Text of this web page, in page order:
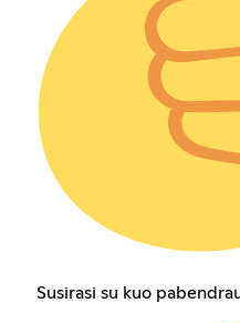
Susirasi su kuo